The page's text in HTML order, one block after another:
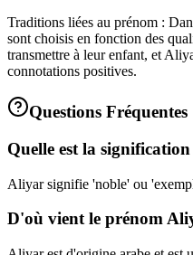
Traditions liées au prénom :
sont choisis en fonction des
transmettre à leur enfant, et
connotations positives.
Questions Fréquentes
Quelle est la
Aliyar signifie 'noble' ou
D'où vient le prénom